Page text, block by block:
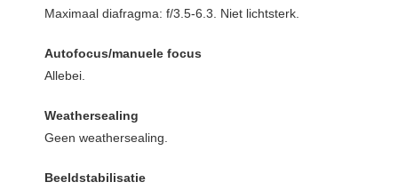
Maximaal diafragma: f/3.5-6.3. Niet lichtsterk.
Autofocus/manuele focus
Allebei.
Weathersealing
Geen weathersealing.
Beeldstabilisatie